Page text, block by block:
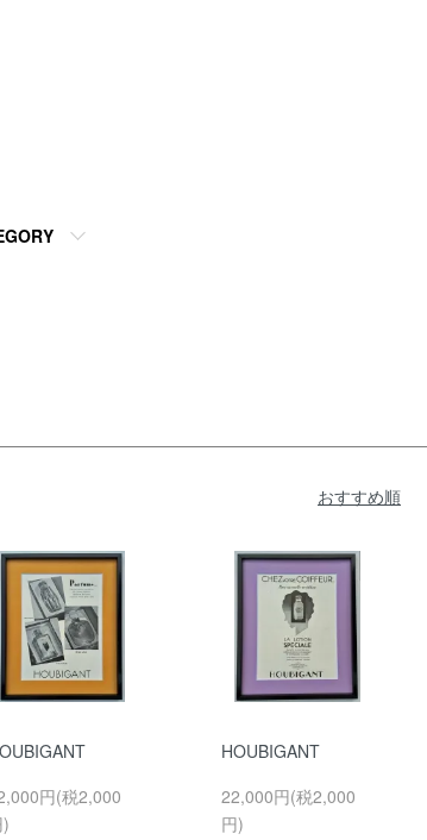
おすすめ順
円(税2,000
HOUBIGANT
22,000円(税2,000
円)